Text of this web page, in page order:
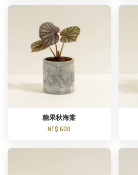
糖果秋海棠
NT$ 600